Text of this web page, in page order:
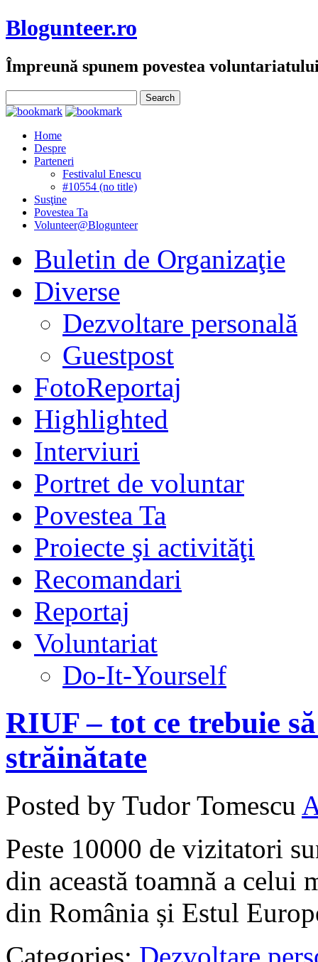
Blogunteer.ro
Împreună spunem povestea
Home
Despre
Parteneri
Festivalul Enescu
#10554 (no title)
Susţine
Povestea Ta
Volunteer@Blogunteer
Buletin de Organizaţie
Diverse
Dezvoltare personală
Guestpost
FotoReportaj
Highlighted
Interviuri
Portret de voluntar
Povestea Ta
Proiecte şi activităţi
Recomandari
Reportaj
Voluntariat
Do-It-Yourself
RIUF – tot ce trebuie
străinătate
Posted by Tudor Tomescu
Peste 10000 de vizitatori
din această toamnă a celui
din România și Estul
Categories: Dezvoltare